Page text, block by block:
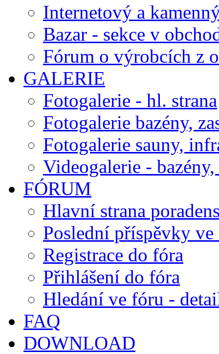
Internetový a
Bazar - sekce v
Fórum o výrobcích z
GALERIE
Fotogalerie - hl. strana
Fotogalerie bazény,
Fotogalerie sauny,
Videogalerie - bazény,
FÓRUM
Hlavní strana
Poslední příspěvky
Registrace do fóra
Přihlášení do fóra
Hledání ve fóru -
FAQ
DOWNLOAD